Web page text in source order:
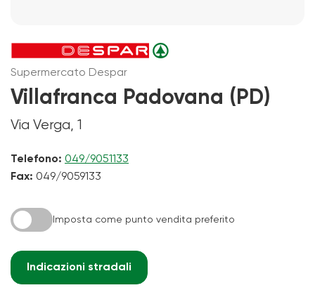
Supermercato Despar
Villafranca Padovana (PD)
Via Verga, 1
Telefono: 049/9051133
Fax: 049/9059133
Imposta come punto vendita preferito
Indicazioni stradali